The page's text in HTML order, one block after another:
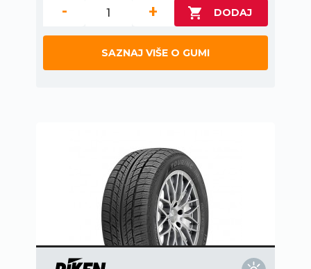
- +
SAZNAJ VIŠE O GUMI